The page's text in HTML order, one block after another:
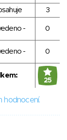
3
- 0
- 0
25
hodnocení.